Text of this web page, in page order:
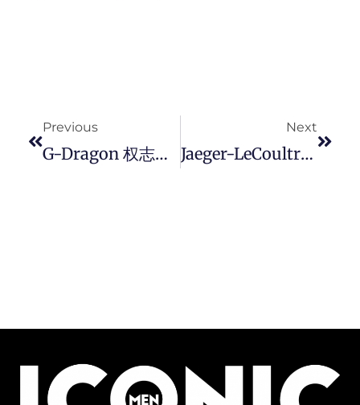
Previous
G-Dragon 权志龙穿香奈儿拍摄洗髮精广告，全新「GD 头」将成为潮流？
Next
Jaeger-LeCoultre REVERSO 翻转系列腕錶推出 Casa Fagliano 特别设计錶带。